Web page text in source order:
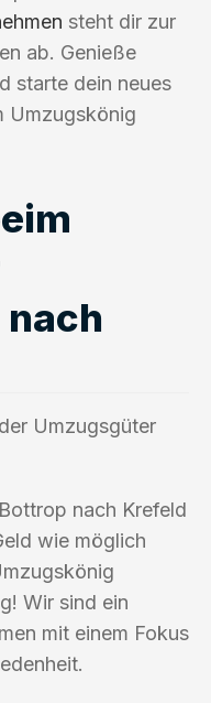
steht dir zur
ab. Genieße
starte dein neues
Umzugskönig
Umzugsgüter
nach Krefeld
wie möglich
Wir sind ein
mit einem Fokus